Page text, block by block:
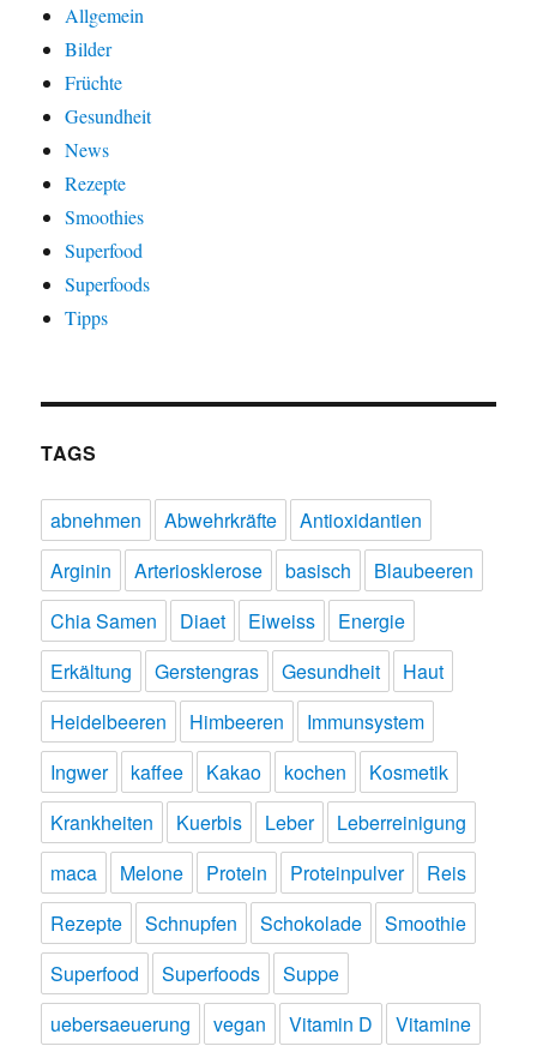
Allgemein
Bilder
Früchte
Gesundheit
News
Rezepte
Smoothies
Superfood
Superfoods
Tipps
TAGS
abnehmen Abwehrkräfte
Antioxidantien
Arginin
Arteriosklerose basisch
Blaubeeren
Chia Samen
Diaet Eiweiss
Energie
Erkältung
Gerstengras Gesundheit
Haut
Heidelbeeren
Himbeeren
Immunsystem
Ingwer
kaffee Kakao kochen
Kosmetik
Krankheiten
Kuerbis Leber
Leberreinigung
maca
Melone Protein Proteinpulver
Reis
Rezepte
Schnupfen Schokolade
Smoothie
Superfood
Superfoods
Suppe
uebersaeuerung
vegan Vitamin D Vitamine